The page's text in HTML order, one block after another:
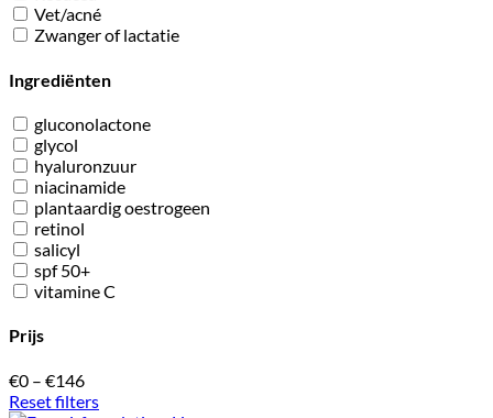
Vet/acné
Zwanger of lactatie
Ingrediënten
gluconolactone
glycol
hyaluronzuur
niacinamide
plantaardig oestrogeen
retinol
salicyl
spf 50+
vitamine C
Prijs
€0 – €146
Reset filters